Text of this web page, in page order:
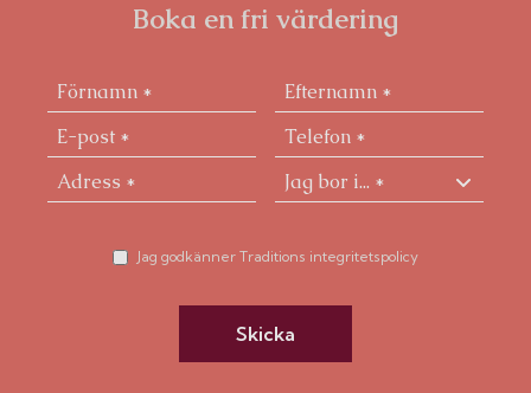
Boka en fri värdering
Jag godkänner Traditions integritetspolicy
Skicka